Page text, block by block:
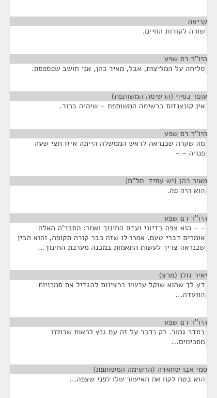
קריאה
שורה לקורות החיים.
היו"ר רם שפע
סליחה על המליצות, אבל, מאיר כהן, אני חושב שפספסת.
עופר כסיף (הרשימה המשותפת)
אין קונצנזוס ברשימה המשותפת – שיהיה ברור.
היו"ר רם שפע
מה שקרה שכנראה לראש הממשלה הייתה איזו חצי שעה
פנויה - -
מאיר כהן (יש עתיד-תל"ם)
הוא היה פה.
היו"ר רם שפע
- - הוא צפה בדיוני ועדת החינוך ואמר: החבר'ה האלה
אומרים דברי טעם. אמרו לו שזה כבר קורה תקופה, והוא הבין
שכנראה צריך לעשות התאמות במבנה מערכת החינוך...
יאיר גולן (מרצ)
דע לך שהוא שוקל עכשיו ברצינות להגדיל את סמכויות
הוועדה...
היו"ר רם שפע
בסדר גמור. רק נדבר על זה עם גנץ לראות שכולנו
מסכימים...
סמי אבו שחאדה (הרשימה המשותפת)
הוא בטח לקח את האישור שלו לפני שצפה...